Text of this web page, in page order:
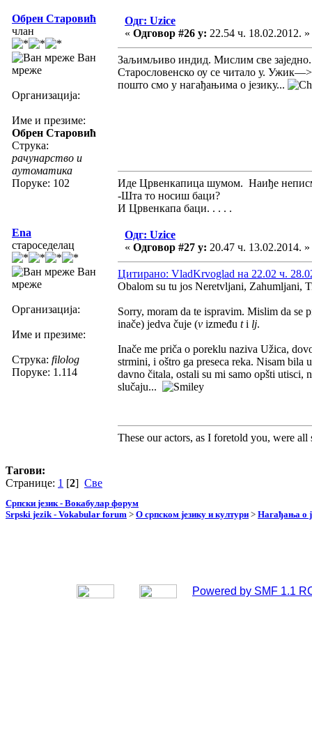
Обрен Старовић
члан
Ван
мреже
Организација:
Име и презиме:
Обрен Старовић
Струка:
рачунарство и
аутоматика
Поруке: 102
Одг: Uzice
« Одговор #26 у: 22.54 ч. 18.02.2012. »
Заљимљиво индид. Мислим све
Старословенско оу се читало у.
пошто смо у нагађањима о језику...
Иде Црвенкапица шумом. Наиђе
-Шта то носиш баци?
И Црвенкапа баци. . . . .
Ena
староседелац
Ван
мреже
Организација:
Име и презиме:
Струка: filolog
Поруке: 1.114
Одг: Uzice
« Одговор #27 у: 20.47 ч. 13.02.2014. »
Цитирано: VladKrvoglad на 22.02 ч.
Obalom su tu jos Neretvljani, Zahumljani,
Sorry, moram da te ispravim. Mislim da se
inače) jedva čuje (v između ti lj.
Inače me priča o poreklu naziva Užica,
strmini, i oštro ga preseca reka. Nisam bila
davno čitala, ostali su mi samo opšti utisci,
slučaju...
These our actors, as I foretold you, were
Тагови:
Странице: 1 [2] Све
Српски језик - Вокабулар форум
Srpski jezik - Vokabular forum > О српском језику и култури > Нагађања о
Powered by SMF 1.1